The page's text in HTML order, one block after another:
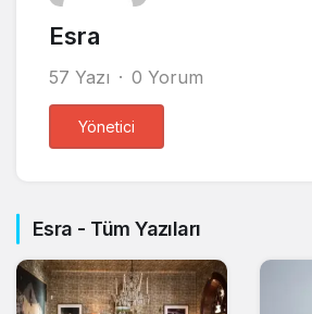
Esra
57 Yazı 0 Yorum
Yönetici
Esra - Tüm Yazıları